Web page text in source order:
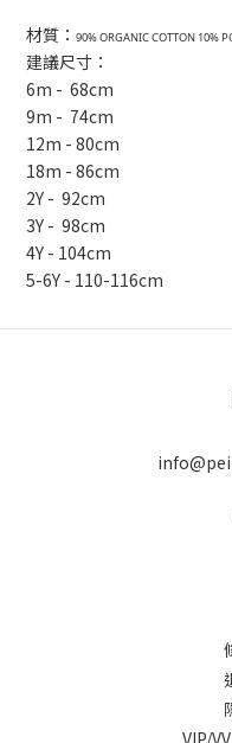
材質： 90% ORGANIC COTTON 10%
建議尺寸：
6m - 68cm
9m - 74cm
12m - 80cm
18m - 86cm
2Y - 92cm
3Y - 98cm
4Y - 104cm
5-6Y - 110-116cm